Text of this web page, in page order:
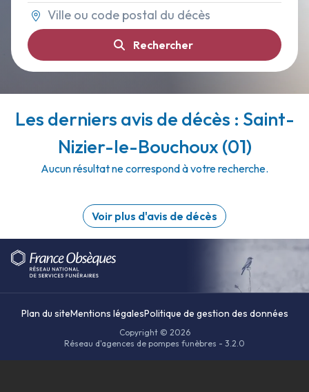
Rechercher
Les derniers avis de décès : Saint-
Nizier-le-Bouchoux (01)
Aucun résultat ne correspond à votre recherche.
Voir plus d'avis de décès
Plan du siteMentions légalesPolitique de gestion des données
Copyright © 2026
Réseau d'agences de pompes funèbres - 3.2.0